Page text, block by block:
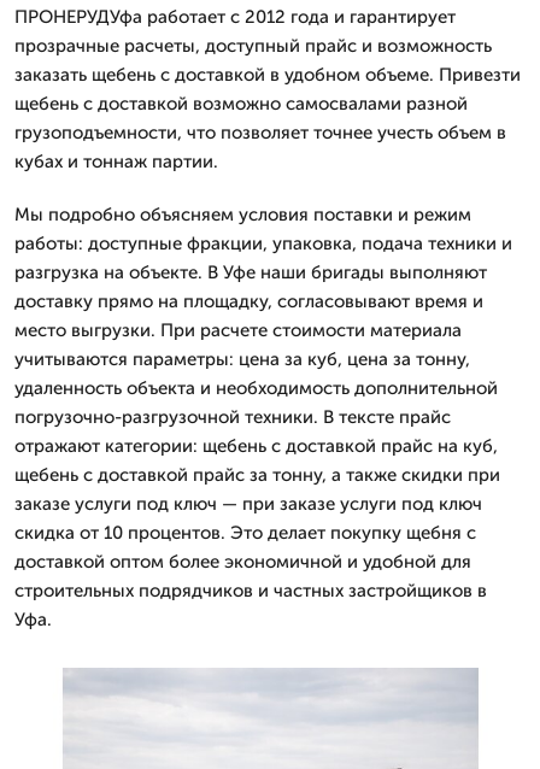
ПРОНЕРУДУфа работает с 2012 года и гарантирует
прозрачные расчеты, доступный прайс и возможность
заказать щебень с доставкой в удобном объеме. Привезти
щебень с доставкой возможно самосвалами разной
грузоподъемности, что позволяет точнее учесть объем в
кубах и тоннаж партии.
Мы подробно объясняем условия поставки и режим
работы: доступные фракции, упаковка, подача техники и
разгрузка на объекте. В Уфе наши бригады выполняют
доставку прямо на площадку, согласовывают время и
место выгрузки. При расчете стоимости материала
учитываются параметры: цена за куб, цена за тонну,
удаленность объекта и необходимость дополнительной
погрузочно-разгрузочной техники. В тексте прайс
отражают категории: щебень с доставкой прайс на куб,
щебень с доставкой прайс за тонну, а также скидки при
заказе услуги под ключ — при заказе услуги под ключ
скидка от 10 процентов. Это делает покупку щебня с
доставкой оптом более экономичной и удобной для
строительных подрядчиков и частных застройщиков в
Уфа.